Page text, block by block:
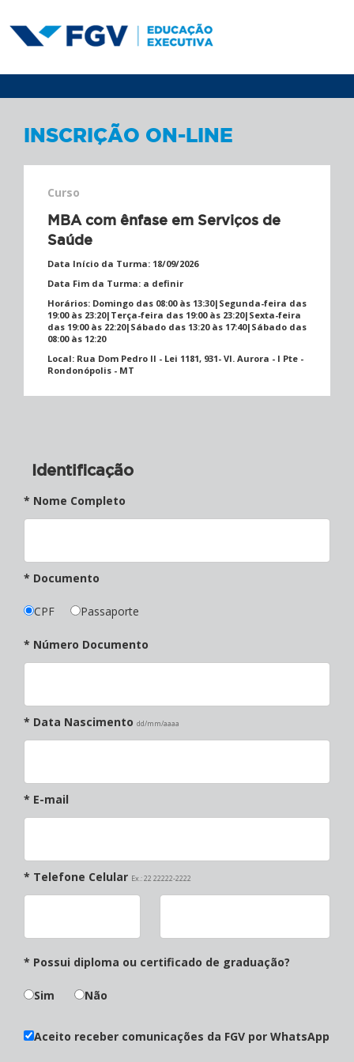
INSCRIÇÃO ON-LINE
Curso
MBA com ênfase em Serviços de
Saúde
Data Início da Turma: 18/09/2026
Data Fim da Turma: a definir
Horários: Domingo das 08:00 às 13:30|Segunda-feira das
19:00 às 23:20|Terça-feira das 19:00 às 23:20|Sexta-feira
das 19:00 às 22:20|Sábado das 13:20 às 17:40|Sábado das
08:00 às 12:20
Local: Rua Dom Pedro II - Lei 1181, 931- Vl. Aurora - I Pte -
Rondonópolis - MT
Identificação
* Nome Completo
* Documento
CPF Passaporte
* Número Documento
* Data Nascimento dd/mm/aaaa
* E-mail
* Telefone Celular Ex.: 22 22222-2222
* Possui diploma ou certificado de graduação?
Sim Não
Aceito receber comunicações da FGV por WhatsApp